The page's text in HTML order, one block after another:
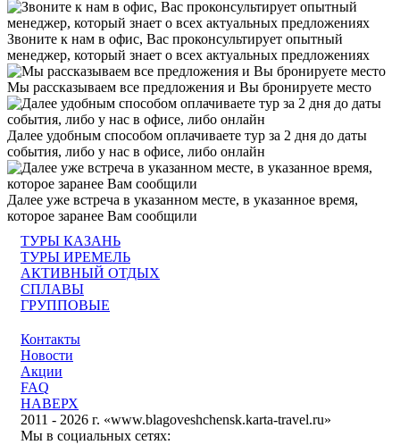
Звоните к нам в офис, Вас проконсультирует опытный
менеджер, который знает о всех актуальных предложениях
Мы рассказываем все предложения и Вы бронируете место
Далее удобным способом оплачиваете тур за 2 дня до даты
события, либо у нас в офисе, либо онлайн
Далее уже встреча в указанном месте, в указанное время,
которое заранее Вам сообщили
Контакты
Новости
Акции
FAQ
НАВЕРХ
2011 - 2026 г. «www.blagoveshchensk.karta-travel.ru»
ТУРЫ КАЗАНЬ
ТУРЫ ИРЕМЕЛЬ
АКТИВНЫЙ ОТДЫХ
СПЛАВЫ
ГРУППОВЫЕ
Мы в социальных сетях: